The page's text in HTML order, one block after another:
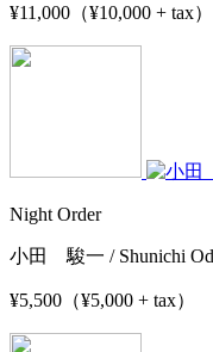
¥11,000（¥10,000 + tax）
Night Order
小田 駿一 / Shunichi
¥5,500（¥5,000 + tax）